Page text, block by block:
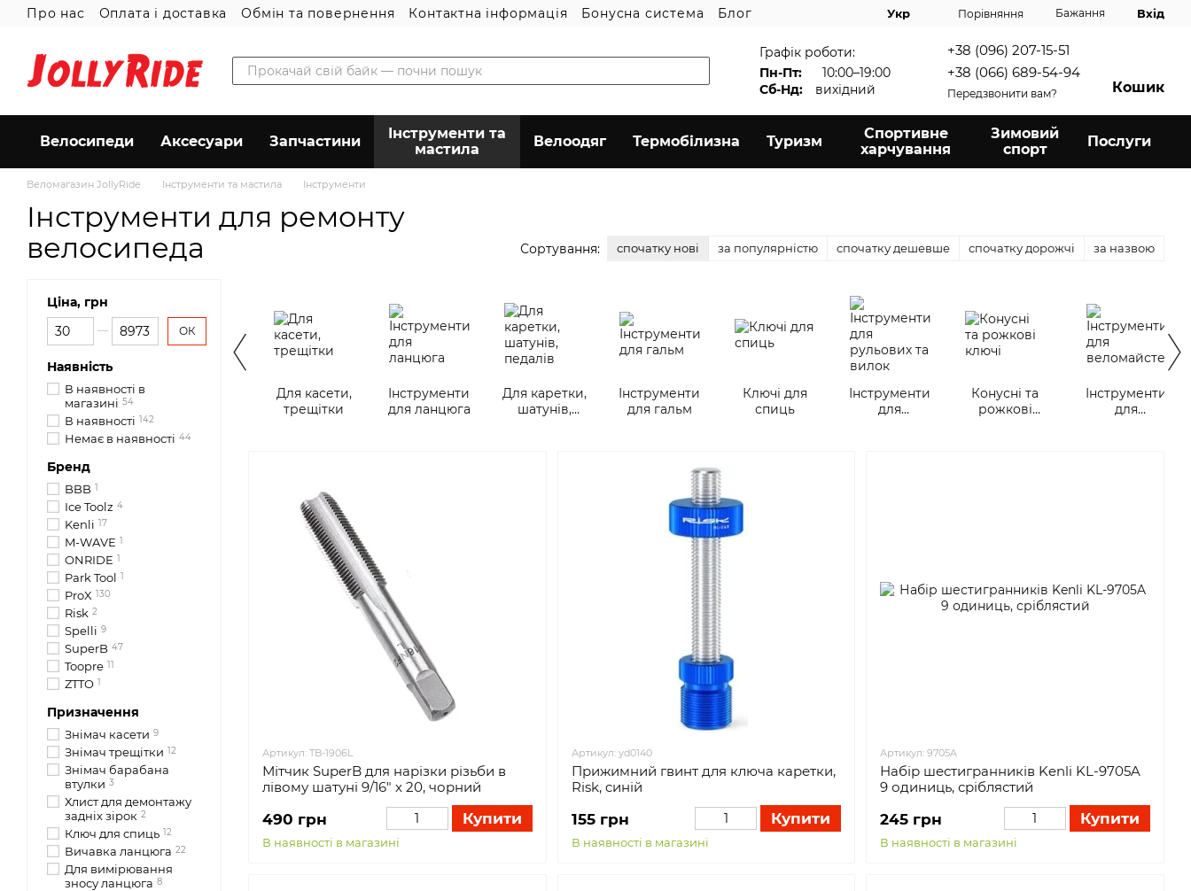
Перейти до основного контенту
Про нас Оплата і доставка Обмін та повернення Контактна інформація Бонусна система
Блог
Укр Порівняння Бажання Вхід
Графік роботи:
Пн-Пт:
10:00–19:00
Сб-Нд:
вихідний
+38 (096) 207-15-51
+38 (066) 689-54-94
Передзвонити вам? Кошик
Велосипеди Аксесуари Запчастини
Інструменти та
мастила
Велоодяг Термобілизна Туризм
Спортивне
харчування
Зимовий
спорт
Послуги
Веломагазин JollyRide Інструменти та мастила Інструменти
Інструменти для ремонту
велосипеда
Сортування: спочатку нові за популярністю спочатку дешевше спочатку дорожчі за назвою
Для касети,
трещітки
Інструменти
для ланцюга
Для каретки,
шатунів,
Інструменти
для гальм
Ключі для
спиць
Інструменти
для
Конусні та
рожкові
Інструменти
для
Артикул: TB-1906L
Мітчик SuperB для нарізки різьби в
лівому шатуні 9/16" x 20, чорний
490 грн Купити
В наявності в магазині
Артикул: yd0140
Прижимний гвинт для ключа каретки,
Risk, cиній
155 грн Купити
В наявності в магазині
Артикул: 9705A
Набір шестигранників Kenli KL-9705A
9 одиниць, сріблястий
245 грн Купити
В наявності в магазині
Ціна, грн
Від Ціна, грн
До Ціна, грн ОК
Наявність
В наявності в
магазині 54
В наявності 142
Немає в наявності 44
Бренд
BBB 1
Ice Toolz 4
Kenli 17
M-WAVE 1
ONRIDE 1
Park Tool 1
ProX 130
Risk 2
Spelli 9
SuperB 47
Toopre 11
ZTTO 1
Призначення
Знімач касети 9
Знімач трещітки 12
Знімач барабана
втулки 3
Хлист для демонтажу
задніх зірок 2
Ключ для спиць 12
Вичавка ланцюга 22
Для вимірювання
зносу ланцюга 8